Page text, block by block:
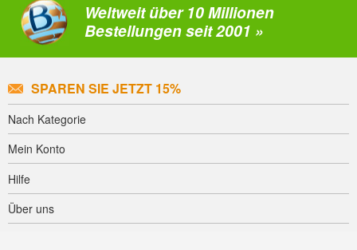
Weltweit über 10 Millionen
Bestellungen seit 2001 »
SPAREN SIE JETZT 15%
Nach Kategorie
Mein Konto
Hilfe
Über uns